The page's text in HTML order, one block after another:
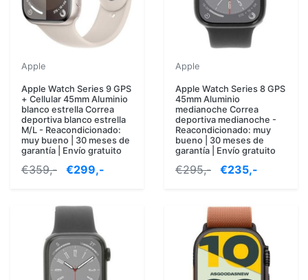
Apple
Apple Watch Series 9 GPS
+ Cellular 45mm Aluminio
blanco estrella Correa
deportiva blanco estrella
M/L - Reacondicionado:
muy bueno | 30 meses de
garantía | Envío gratuito
€359,- €299,-
Apple
Apple Watch Series 8 GPS
45mm Aluminio
medianoche Correa
deportiva medianoche -
Reacondicionado: muy
bueno | 30 meses de
garantía | Envío gratuito
€295,- €235,-